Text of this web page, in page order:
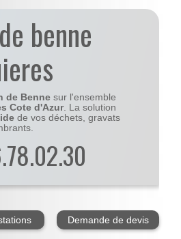
benne
de Benne sur l'ensemble
Cote d'Azur. La solution
de vos déchets, gravats
Demande de devis